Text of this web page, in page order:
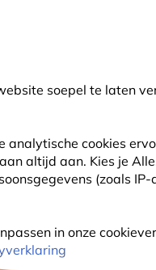
soepel te laten
analytische cookies
altijd aan. Kies je
(zoals
in onze
Search
VOGELHUISJES